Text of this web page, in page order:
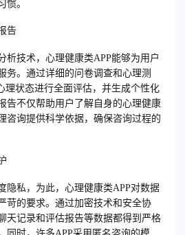
惯。
告
析技术，心理健康类APP能够为用户
务。通过详细的问卷调查和心理测
理状态进行全面评估，并生成个性化
告不仅帮助用户了解自身的心理健康
咨询提供科学依据，确保咨询过程的
隐私，为此，心理健康类APP对数据
苛的要求。通过加密技术和安全协
天记录和评估报告等数据都得到严格
同时，许多APP采用匿名咨询的模